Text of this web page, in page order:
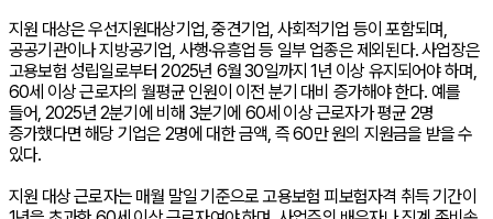
지원 대상은 우선지원대상기업, 중견기업, 사회적기업 등이 포함되며,
공공기관이나 지방공기업, 사행·유흥업 등 일부 업종은 제외된다. 사업장은
고용보험 성립일로부터 2025년 6월 30일까지 1년 이상 유지되어야 하며,
60세 이상 근로자의 월평균 인원이 이전 분기 대비 증가해야 한다. 예를
들어, 2025년 2분기에 비해 3분기에 60세 이상 근로자가 평균 2명
증가했다면 해당 기업은 2명에 대한 금액, 즉 60만 원의 지원금을 받을 수
있다.
지원 대상 근로자는 매월 말일 기준으로 고용보험 피보험자격 취득 기간이